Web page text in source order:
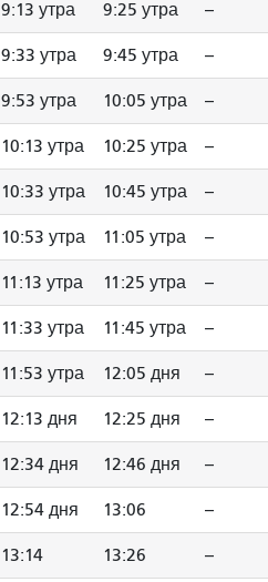
9:13 утра 9:25 утра --
9:33 утра 9:45 утра --
9:53 утра 10:05 утра --
10:13 утра 10:25 утра --
10:33 утра 10:45 утра --
10:53 утра 11:05 утра --
11:13 утра 11:25 утра --
11:33 утра 11:45 утра --
11:53 утра 12:05 дня --
12:13 дня 12:25 дня --
12:34 дня 12:46 дня --
12:54 дня 13:06 --
13:14 13:26 --